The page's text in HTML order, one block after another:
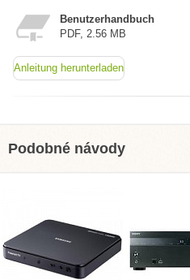
Benutzerhandbuch
PDF, 2.56 MB
Anleitung herunterladen
Podobné návody